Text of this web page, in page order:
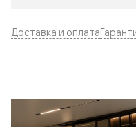
Доставка и оплата